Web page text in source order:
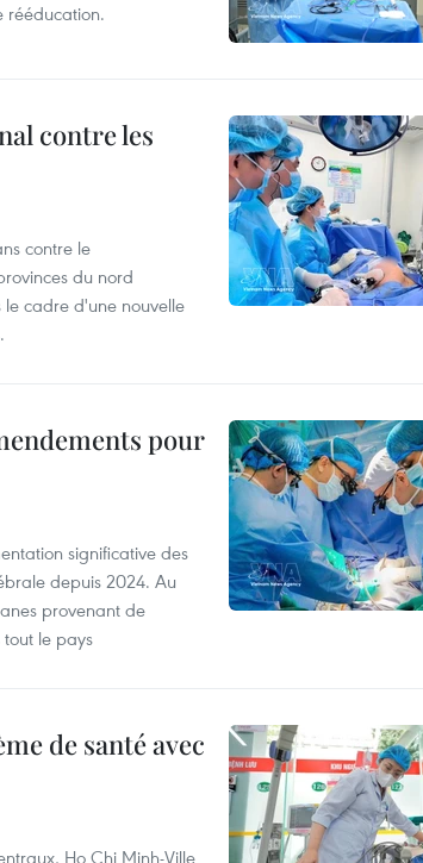
rééducation.
contre les
contre le
du nord
cadre d'une nouvelle
pour
significative des
depuis 2024. Au
provenant de
le pays
de santé avec
Ho Chi Minh-Ville